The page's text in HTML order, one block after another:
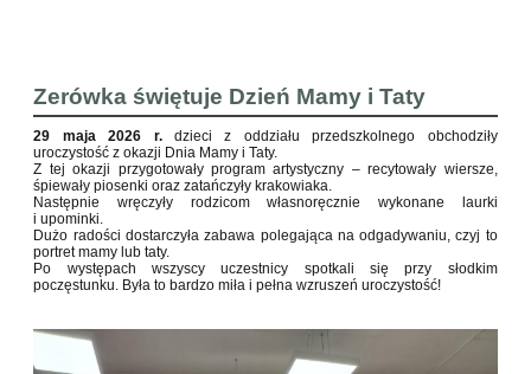
Zerówka świętuje Dzień Mamy i Taty
29 maja 2026 r.dzieci z oddziału przedszkolnego obchodziły
uroczystość z okazji Dnia Mamy i Taty.
Z tej okazji przygotowały program artystyczny – recytowały wiersze,
śpiewały piosenki oraz zatańczyły krakowiaka.
Następnie wręczyły rodzicom własnoręcznie wykonane laurki
i upominki.
Dużo radości dostarczyła zabawa polegająca na odgadywaniu, czyj to
portret mamy lub taty.
Po występach wszyscy uczestnicy spotkali się przy słodkim
poczęstunku. Była to bardzo miła i pełna wzruszeń uroczystość!